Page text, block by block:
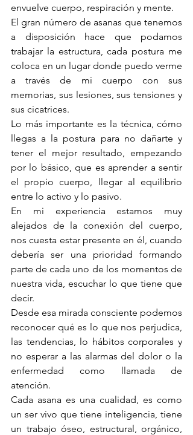
envuelve cuerpo, respiración y mente.
El gran número de asanas que tenemos
a disposición hace que podamos
trabajar la estructura, cada postura me
coloca en un lugar donde puedo verme
a través de mi cuerpo con sus
memorias, sus lesiones, sus tensiones y
sus cicatrices.
Lo más importante es la técnica, cómo
llegas a la postura para no dañarte y
tener el mejor resultado, empezando
por lo básico, que es aprender a sentir
el propio cuerpo, llegar al equilibrio
entre lo activo y lo pasivo.
En mi experiencia estamos muy
alejados de la conexión del cuerpo,
nos cuesta estar presente en él, cuando
debería ser una prioridad formando
parte de cada uno de los momentos de
nuestra vida, escuchar lo que tiene que
decir.
Desde esa mirada consciente podemos
reconocer qué es lo que nos perjudica,
las tendencias, lo hábitos corporales y
no esperar a las alarmas del dolor o la
enfermedad como llamada de
atención.
Cada asana es una cualidad, es como
un ser vivo que tiene inteligencia, tiene
un trabajo óseo, estructural, orgánico,